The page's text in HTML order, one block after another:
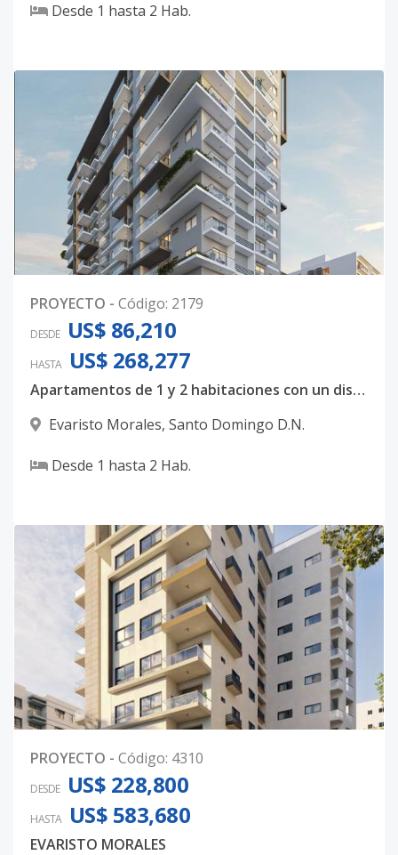
Desde 1 hasta 2 Hab.
PROYECTO - Código: 2179
DESDE US$ 86,210
HASTA US$ 268,277
Apartamentos de 1 y 2 habitaciones con un diseño totalmente majestuoso
Evaristo Morales, Santo Domingo D.N.
Desde 1 hasta 2 Hab.
PROYECTO - Código: 4310
DESDE US$ 228,800
HASTA US$ 583,680
EVARISTO MORALES